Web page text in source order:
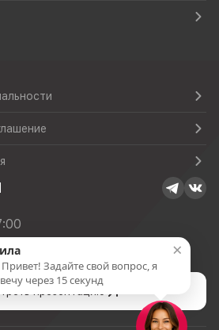
×
Задайте свой вопрос, я
через 15 секунд